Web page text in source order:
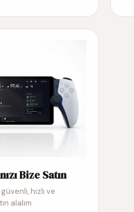
Bize Satın
güvenli, hızlı ve
alalım